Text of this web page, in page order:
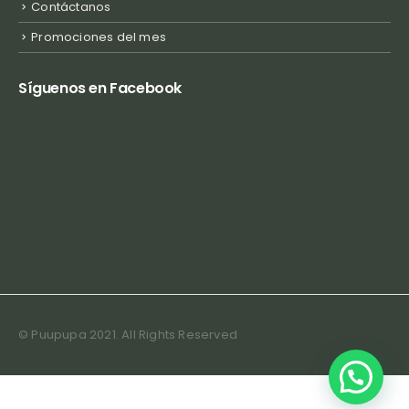
Contáctanos
Promociones del mes
Síguenos en Facebook
© Puupupa 2021. All Rights Reserved